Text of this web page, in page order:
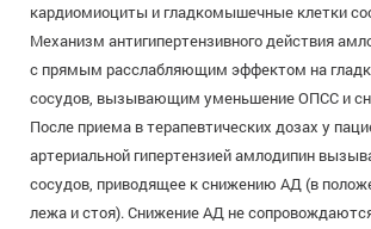
кардиомиоциты и гладкомышечные клетки
Механизм антигипертензивного действия
с прямым расслабляющим эффектом на
сосудов, вызывающим уменьшение ОПСС и
После приема в терапевтических дозах у
артериальной гипертензией амлодипин
сосудов, приводящее к снижению АД (в
лежа и стоя). Снижение АД не